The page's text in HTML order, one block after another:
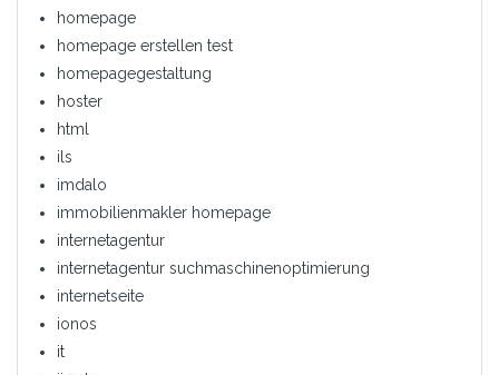
homepage
homepage erstellen test
homepagegestaltung
hoster
html
ils
imdalo
immobilienmakler homepage
internetagentur
internetagentur suchmaschinenoptimierung
internetseite
ionos
it